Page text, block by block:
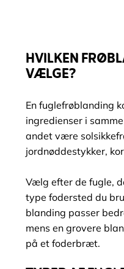
HVILKEN
VÆLGE?
En fuglefrøblanding
ingredienser i
andet være
jordnøddestykker,
Vælg efter de fugle,
type fodersted du
blanding passer
mens en grovere
på et foderbræt.